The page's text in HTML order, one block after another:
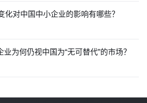
化对中国中小企业的影响有哪些？
为何仍视中国为“无可替代”的市场？